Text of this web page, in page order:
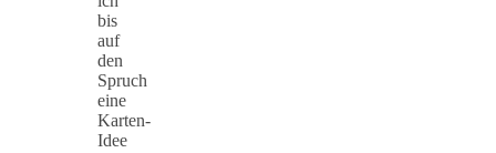
bis
auf
den
Spruch
eine
Karten-
Idee